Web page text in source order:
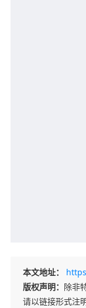
本文地址：
版权声明： 除非
请以链接形式注